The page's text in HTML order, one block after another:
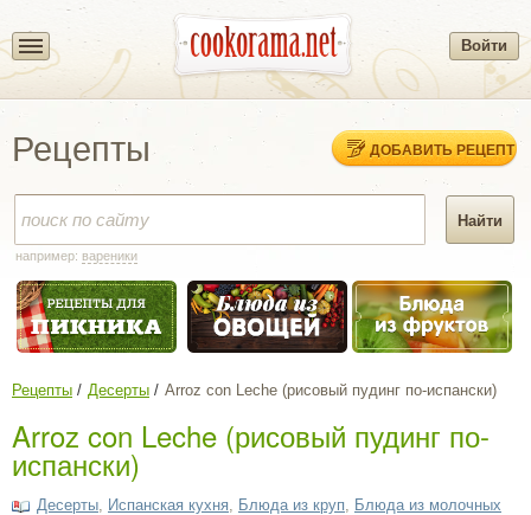
Войти
Рецепты ДОБАВИТЬ РЕЦЕПТ
например: вареники
Рецепты Десерты Arroz con Leche (рисовый пудинг по-испански)
Arroz con Leche (рисовый пудинг по-
испански)
Десерты Испанская кухня Блюда из круп
Блюда из молочных